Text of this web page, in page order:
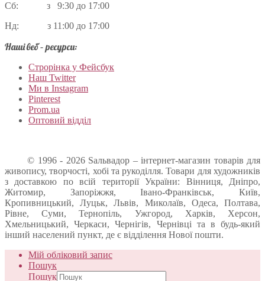
Сб: з 9:30 до 17:00
Нд: з 11:00 до 17:00
Наші веб – ресурси:
Строрінка у Фейсбук
Наш Twitter
Ми в Instagram
Pinterest
Prom.ua
Оптовий відділ
© 1996 - 2026 Sальвадор – інтернет-магазин товарів для
живопису, творчості, хобі та рукоділля. Товари для художників
з доставкою по всій території України: Вінниця, Дніпро,
Житомир, Запоріжжя, Івано-Франківськ, Київ,
Кропивницький, Луцьк, Львів, Миколаїв, Одеса, Полтава,
Рівне, Суми, Тернопіль, Ужгород, Харків, Херсон,
Хмельницький, Черкаси, Чернігів, Чернівці та в будь-який
інший населений пункт, де є відділення Нової пошти.
Мій обліковий запис
Пошук
Пошук